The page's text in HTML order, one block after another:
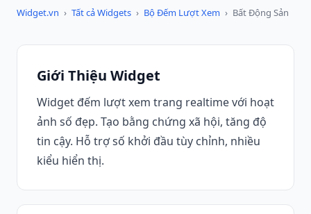
Widget.vn › Tất cả Widgets › Bộ Đếm Lượt Xem › Bất Động Sản
Giới Thiệu Widget
Widget đếm lượt xem trang realtime với hoạt
ảnh số đẹp. Tạo bằng chứng xã hội, tăng độ
tin cậy. Hỗ trợ số khởi đầu tùy chỉnh, nhiều
kiểu hiển thị.